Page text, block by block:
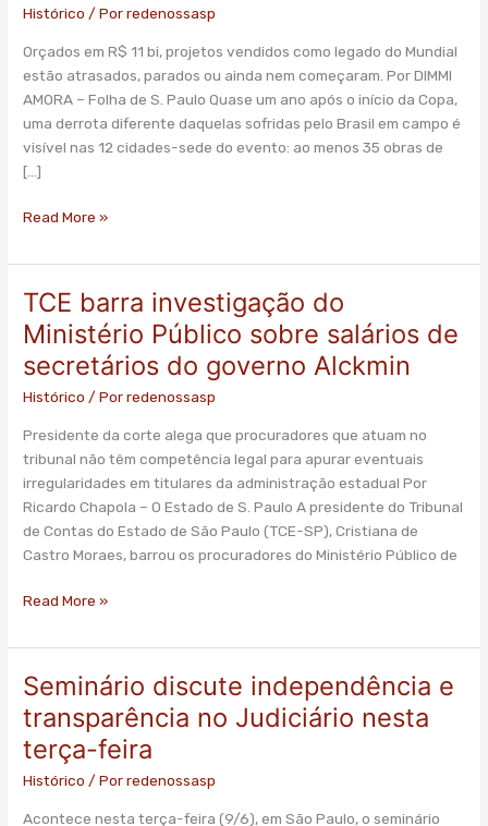
Histórico / Porredenossasp
Orçados em R$ 11 bi, projetos vendidos como legado do Mundial
estão atrasados, parados ou ainda nem começaram. Por DIMMI
AMORA – Folha de S. Paulo Quase um ano após o início da Copa,
uma derrota diferente daquelas sofridas pelo Brasil em campo é
visível nas 12 cidades-sede do evento: ao menos 35 obras de
[…]
Read More »
TCE barra investigação do
Ministério Público sobre salários de
secretários do governo Alckmin
Histórico / Porredenossasp
Presidente da corte alega que procuradores que atuam no
tribunal não têm competência legal para apurar eventuais
irregularidades em titulares da administração estadual Por
Ricardo Chapola – O Estado de S. Paulo A presidente do Tribunal
de Contas do Estado de São Paulo (TCE-SP), Cristiana de
Castro Moraes, barrou os procuradores do Ministério Público de
TCE
barra
investigação
do
Ministério
sobre
salários
de
secretários
do
governo
Read More »
Seminário discute independência e
transparência no Judiciário nesta
terça-feira
Histórico / Porredenossasp
Acontece nesta terça-feira (9/6), em São Paulo, o seminário
Seminário
independência
e
transparência